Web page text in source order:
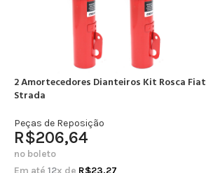
2 Amortecedores Dianteiros Kit Rosca Fiat
Strada
Peças de Reposição
R$206,64
no boleto
Em até 12x de R$23,27